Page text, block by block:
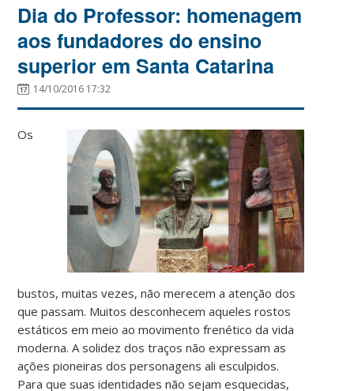
Dia do Professor: homenagem
aos fundadores do ensino
superior em Santa Catarina
14/10/2016 17:32
Os
bustos, muitas vezes, não merecem a atenção dos
que passam. Muitos desconhecem aqueles rostos
estáticos em meio ao movimento frenético da vida
moderna. A solidez dos traços não expressam as
ações pioneiras dos personagens ali esculpidos.
Para que suas identidades não sejam esquecidas,